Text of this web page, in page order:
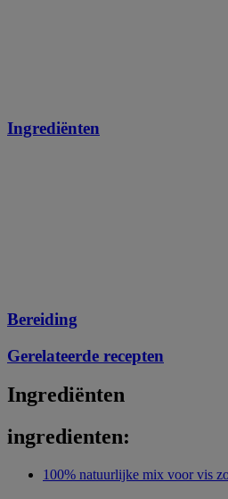
Ingrediënten
Bereiding
Gerelateerde recepten
Ingrediënten
ingredienten:
100% natuurlijke mix voor vis